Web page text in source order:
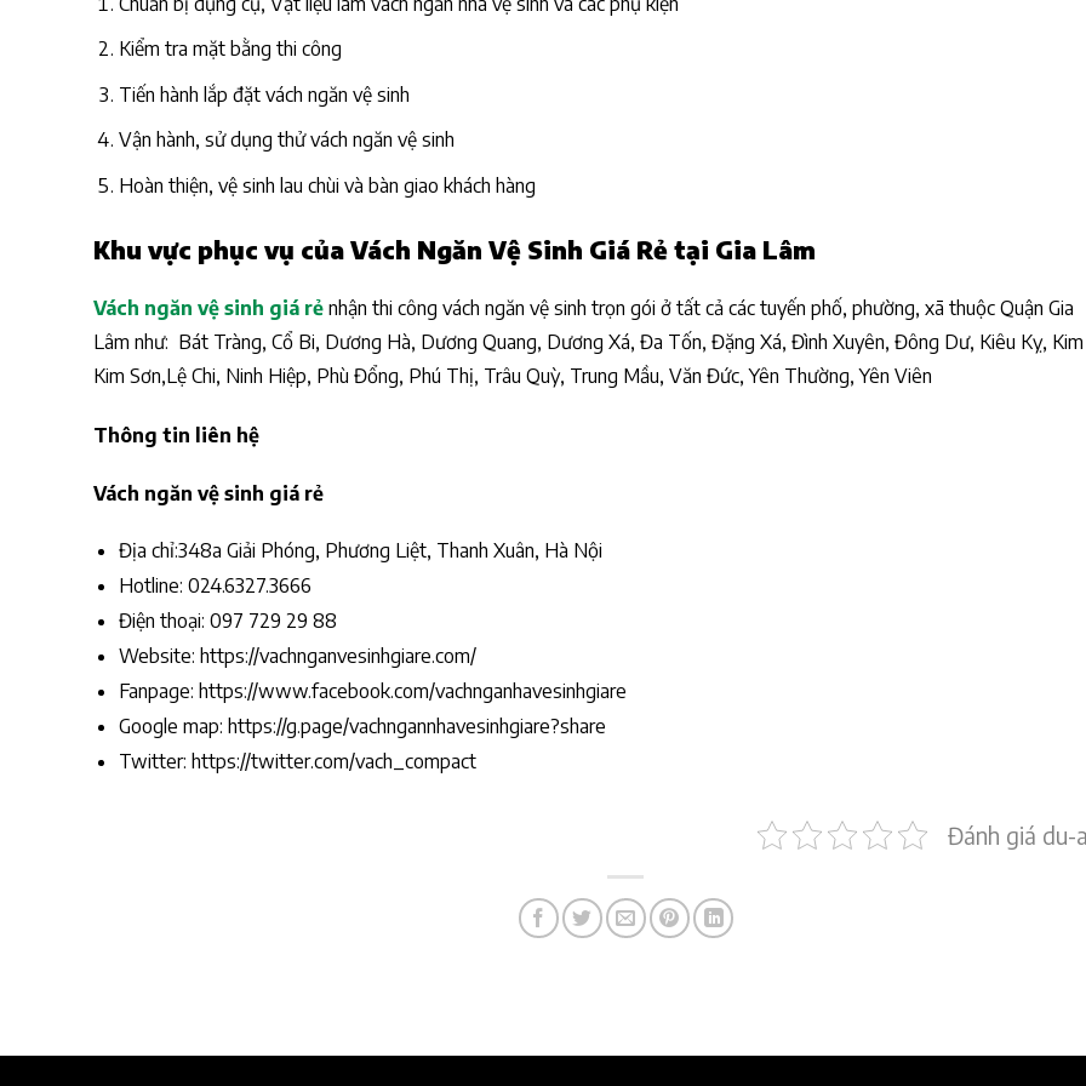
Kiểm tra mặt bằng thi công
Tiến hành lắp đặt vách ngăn vệ sinh
Vận hành, sử dụng thử vách ngăn vệ sinh
Hoàn thiện, vệ sinh lau chùi và bàn giao khách hàng
Khu vực phục vụ của Vách Ngăn Vệ Sinh Giá Rẻ tại Gia Lâm
Vách ngăn vệ sinh giá rẻ nhận thi công vách ngăn vệ sinh trọn gói ở tất cả các tuyến phố, phường, xã thuộc Quận Gia
Lâm như: Bát Tràng, Cổ Bi, Dương Hà, Dương Quang, Dương Xá, Đa Tốn, Đặng Xá, Đình Xuyên, Đông Dư, Kiêu Kỵ,
Kim Sơn,Lệ Chi, Ninh Hiệp, Phù Đổng, Phú Thị, Trâu Quỳ, Trung Mầu, Văn Đức, Yên Thường, Yên Viên
Thông tin liên hệ
Vách ngăn vệ sinh giá rẻ
Địa chỉ:348a Giải Phóng, Phương Liệt, Thanh Xuân, Hà Nội
Hotline: 024.6327.3666
Điện thoại: 097 729 29 88
Website: https://vachnganvesinhgiare.com/
Fanpage: https://www.facebook.com/vachnganhavesinhgiare
Google map: https://g.page/vachngannhavesinhgiare?share
Twitter: https://twitter.com/vach_compact
Đánh giá du-